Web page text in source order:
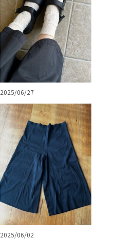
2025/06/27
2025/06/02